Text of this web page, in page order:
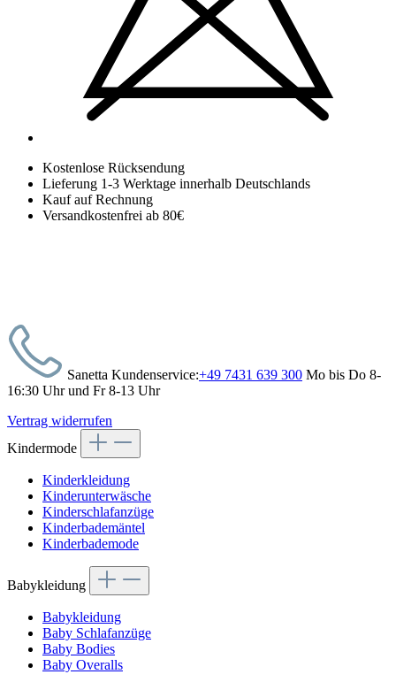
Kostenlose Rücksendung
Lieferung 1-3 Werktage innerhalb Deutschlands
Kauf auf Rechnung
Versandkostenfrei ab 80€
Sanetta Kundenservice:+49 7431 639 300 Mo bis Do 8-
16:30 Uhr und Fr 8-13 Uhr
Vertrag widerrufen
Kindermode
Kinderkleidung
Kinderunterwäsche
Kinderschlafanzüge
Kinderbademäntel
Kinderbademode
Babykleidung
Babykleidung
Baby Schlafanzüge
Baby Bodies
Baby Overalls